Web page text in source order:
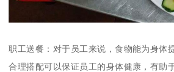
职工送餐：对于员工来说，食物能为身体
合理搭配可以保证员工的身体健康，有助